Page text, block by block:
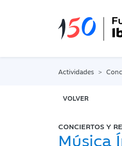
Actividades
VOLVER
CONCIERTOS Y
Música